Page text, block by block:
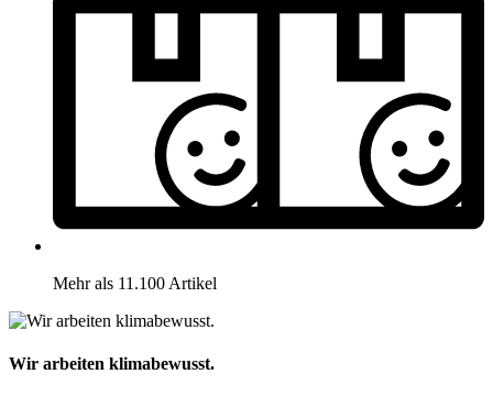
Mehr als 11.100 Artikel
Wir arbeiten klimabewusst.